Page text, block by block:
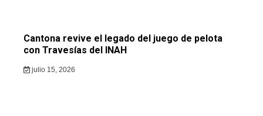
Cantona revive el legado del juego de pelota
con Travesías del INAH
julio 15, 2026